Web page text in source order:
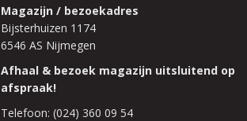
Magazijn / bezoekadres
Bijsterhuizen 1174
6546 AS Nijmegen
Afhaal & bezoek magazijn uitsluitend op
afspraak!
Telefoon: (024) 360 09 54